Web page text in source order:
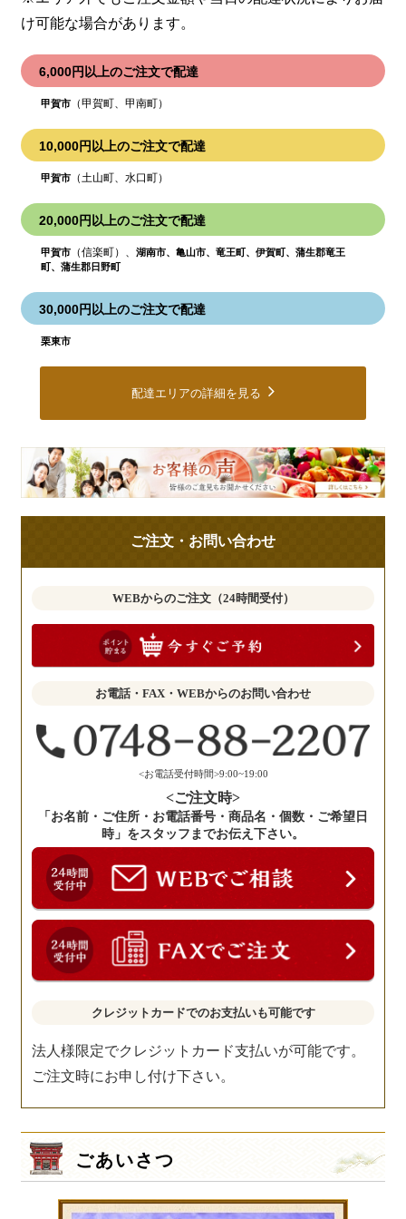
け可能な場合があります。
6,000円以上のご注文で配達
甲賀市 （甲賀町、甲南町）
10,000円以上のご注文で配達
甲賀市 （土山町、水口町）
20,000円以上のご注文で配達
甲賀市 （信楽町）、湖南市、亀山市、竜王町、伊賀町、蒲生郡竜王
町、蒲生郡日野町
30,000円以上のご注文で配達
栗東市
配達エリアの詳細を見る
皆
様
の
見
か
だ
ご注文・お問い合わせ
WEBからのご注文（24時間受付）
お電話・FAX・WEBからのお問い合わせ
<お電話受付時間>9:00~19:00
<ご注文時>
「お名前・ご住所・お電話番号・商品名・個数・ご希望日
時」をスタッフまでお伝え下さい。
クレジットカードでのお支払いも可能です
法人様限定でクレジットカード支払いが可能です。
ご注文時にお申し付け下さい。
ごあいさつ